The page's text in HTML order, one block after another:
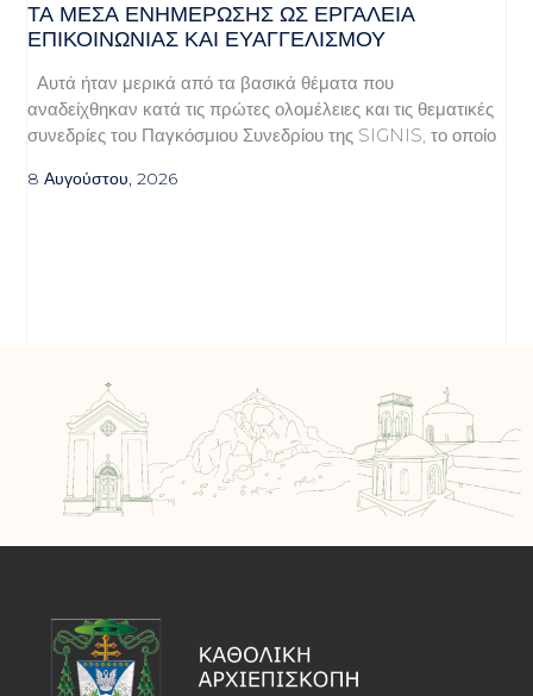
ΤΑ ΜΈΣΑ ΕΝΗΜΈΡΩΣΗΣ ΩΣ ΕΡΓΑΛΕΊΑ
ΕΠΙΚΟΙΝΩΝΊΑΣ ΚΑΙ ΕΥΑΓΓΕΛΙΣΜΟΎ
Αυτά ήταν μερικά από τα βασικά θέματα που
αναδείχθηκαν κατά τις πρώτες ολομέλειες και τις θεματικές
συνεδρίες του Παγκόσμιου Συνεδρίου της SIGNIS, το οποίο
8 Αυγούστου, 2026